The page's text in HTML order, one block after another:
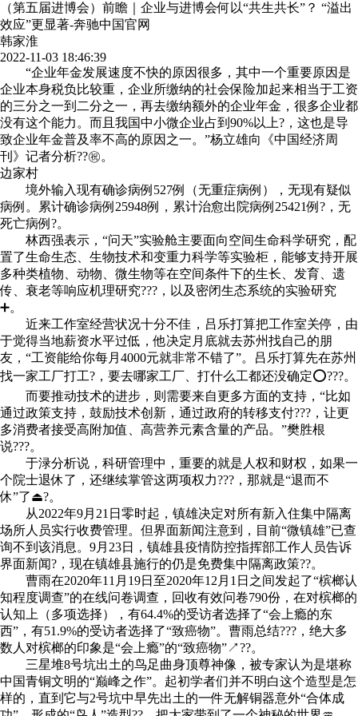
（第五届进博会）前瞻｜企业与进博会何以“共生共长”？ “溢出
效应”更显著-奔驰中国官网
韩家淮
2022-11-03 18:46:39
“企业年金发展速度不快的原因很多，其中一个重要原因是
企业本身税负比较重，企业所缴纳的社会保险加起来相当于工资
的三分之一到二分之一，再去缴纳额外的企业年金，很多企业都
没有这个能力。而且我国中小微企业占到90%以上?，这也是导
致企业年金普及率不高的原因之一。”杨立雄向《中国经济周
刊》记者分析??㊗。
边家村
境外输入现有确诊病例527例（无重症病例），无现有疑似
病例。累计确诊病例25948例，累计治愈出院病例25421例?，无
死亡病例?。
林西强表示，“问天”实验舱主要面向空间生命科学研究，配
置了生命生态、生物技术和变重力科学等实验柜，能够支持开展
多种类植物、动物、微生物等在空间条件下的生长、发育、遗
传、衰老等响应机理研究???，以及密闭生态系统的实验研究
➕。
近来工作室经营状况十分不佳，吕乐打算把工作室关停，由
于觉得当地薪资水平过低，他决定月底就去苏州找自己的朋
友，“工资能给你每月4000元就非常不错了”。吕乐打算先在苏州
找一家工厂打工?，要去哪家工厂、打什么工都还没确定⭕???。
而要推动技术的进步，则需要来自更多方面的支持，“比如
通过政策支持，鼓励技术创新，通过政府的转移支付???，让更
多消费者接受高附加值、高营养元素含量的产品。”樊胜根
说???。
于渌分析说，科研管理中，重要的就是人权和财权，如果一
个院士退休了，还继续掌管这两项权力???，那就是“退而不
休”了⏏?。
从2022年9月21日零时起，镇雄决定对所有新入住集中隔离
场所人员实行收费管理。但界面新闻注意到，目前“微镇雄”已查
询不到该消息。9月23日，镇雄县疫情防控指挥部工作人员告诉
界面新闻?，现在镇雄县施行的仍是免费集中隔离政策??。
曹雨在2020年11月19日至2020年12月1日之间发起了“槟榔认
知程度调查”的在线问卷调查，回收有效问卷790份，在对槟榔的
认知上（多项选择），有64.4%的受访者选择了“会上瘾的东
西”，有51.9%的受访者选择了“致癌物”。曹雨总结???，绝大多
数人对槟榔的印象是“会上瘾”的“致癌物”↗??。
三星堆8号坑出土的鸟足曲身顶尊神像，被专家认为是堪称
中国青铜文明的“巅峰之作”。起初学者们并不明白这个造型是怎
样的，直到它与2号坑中早先出土的一件无解铜器意外“合体成